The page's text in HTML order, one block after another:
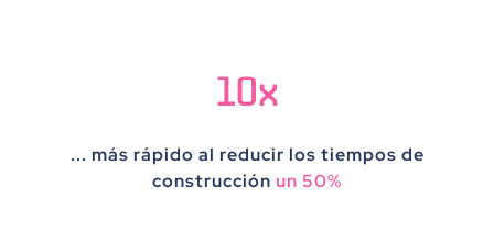
10x
... más rápido al reducir los tiempos de
construcción un 50%